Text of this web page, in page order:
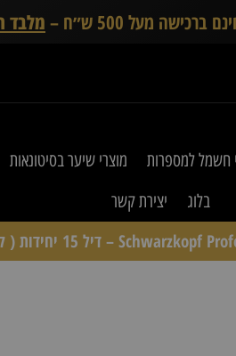
מעל 500 ש״ח – מלבד
חשמל למספרות מוצרי שיער בסיטונאות
בלוג
יצירת קשר